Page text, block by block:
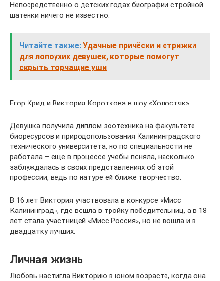
Непосредственно о детских годах биографии стройной
шатенки ничего не известно.
Читайте также: Удачные причёски и стрижки
для лопоухих девушек, которые помогут
скрыть торчащие уши
Егор Крид и Виктория Короткова в шоу «Холостяк»
Девушка получила диплом зоотехника на факультете
биоресурсов и природопользования Калининградского
технического университета, но по специальности не
работала – еще в процессе учебы поняла, насколько
заблуждалась в своих представлениях об этой
профессии, ведь по натуре ей ближе творчество.
В 16 лет Виктория участвовала в конкурсе «Мисс
Калининград», где вошла в тройку победительниц, а в 18
лет стала участницей «Мисс Россия», но не вошла и в
двадцатку лучших.
Личная жизнь
Любовь настигла Викторию в юном возрасте, когда она